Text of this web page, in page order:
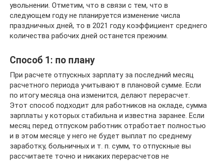
увольнении. Отметим, что в связи с тем, что в
следующем году не планируется изменение числа
праздничных дней, то в 2021 году коэффициент среднего
количества рабочих дней останется прежним.
Способ 1: по плану
При расчете отпускных зарплату за последний месяц
расчетного периода учитывают в плановой сумме. Если
по итогу месяца она изменится, делают перерасчет.
Этот способ подходит для работников на окладе, сумма
зарплаты у которых стабильна и известна заранее. Если
месяц перед отпуском работник отработает полностью
и в этом месяце у него не будет выплат по среднему
заработку, больничных и т. п. сумм, то отпускные вы
рассчитаете точно и никаких перерасчетов не